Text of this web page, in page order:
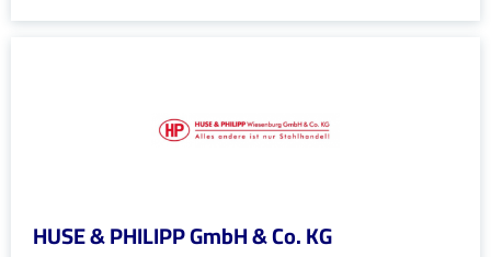
HUSE & PHILIPP GmbH & Co. KG